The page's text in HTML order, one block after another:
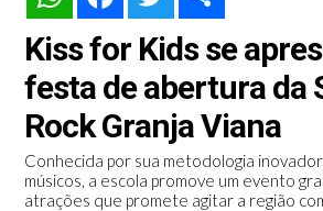
Kiss for Kids se
festa de abertura da
Rock Granja Viana
Conhecida por sua metodologia
músicos, a escola promove um evento
atrações que promete agitar a região